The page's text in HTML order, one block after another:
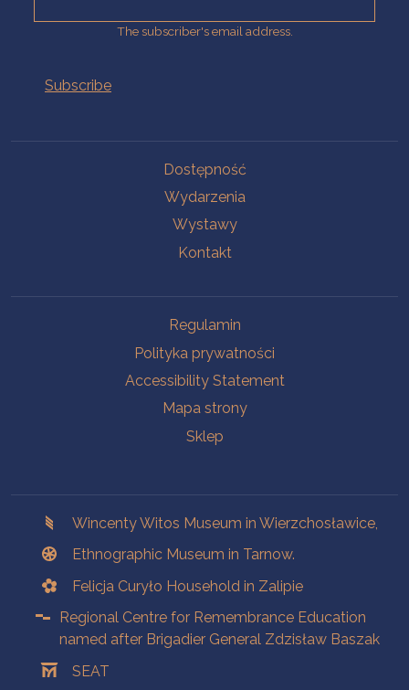
The subscriber's email address.
Dostępność
Wydarzenia
Wystawy
Kontakt
Regulamin
Polityka prywatności
Accessibility Statement
Mapa strony
Sklep
Wincenty Witos Museum in Wierzchosławice,
Ethnographic Museum in Tarnow.
Felicja Curyło Household in Zalipie
Regional Centre for Remembrance Education
named after Brigadier General Zdzisław Baszak
SEAT